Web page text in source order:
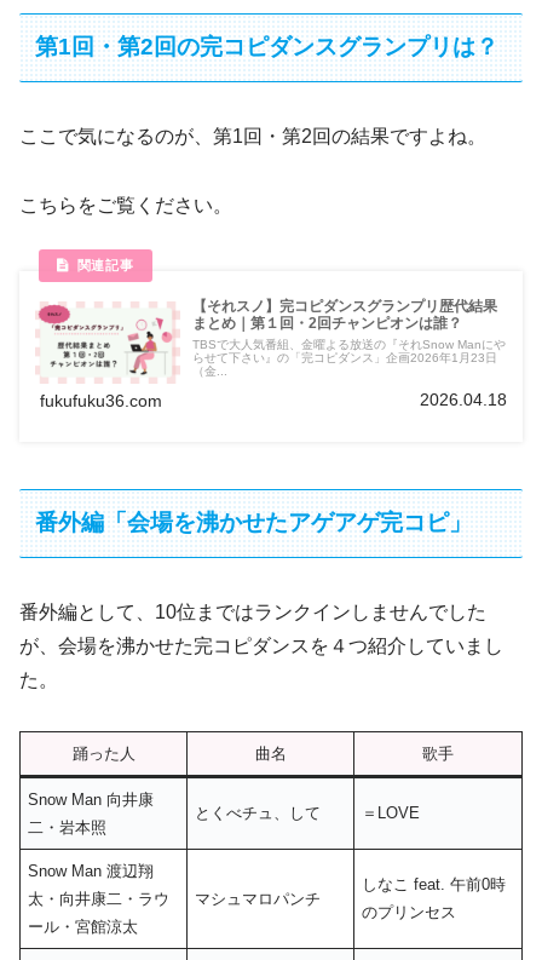
第1回・第2回の完コピダンスグランプリは？
ここで気になるのが、第1回・第2回の結果ですよね。
こちらをご覧ください。
【それスノ】完コピダンスグランプリ歴代結果
まとめ｜第１回・2回チャンピオンは誰？
TBSで大人気番組、金曜よる放送の『それSnow Manにや
らせて下さい』の「完コピダンス」企画2026年1月23日
（金...
fukufuku36.com 2026.04.18
番外編「会場を沸かせたアゲアゲ完コピ」
番外編として、10位まではランクインしませんでした
が、会場を沸かせた完コピダンスを４つ紹介していまし
た。
踊った人 曲名 歌手
Snow Man 向井康
二・岩本照
とくべチュ、して ＝LOVE
Snow Man 渡辺翔
太・向井康二・ラウ
ール・宮館涼太
マシュマロパンチ
しなこ feat. 午前0時
のプリンセス